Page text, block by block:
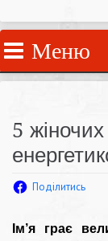
Меню
5
Поділитись
Ім’я грає